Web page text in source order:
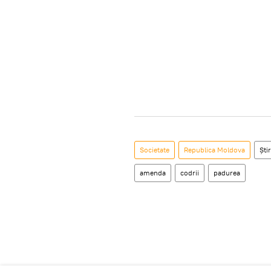
Societate Republica Moldova
amenda codrii padurea